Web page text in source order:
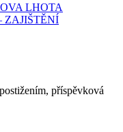
LHOTA
ZAJIŠTĚNÍ
příspěvková